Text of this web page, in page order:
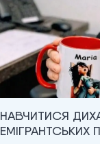
НАВЧИТИСЯ
ЕМІГРАНТСЬКИХ